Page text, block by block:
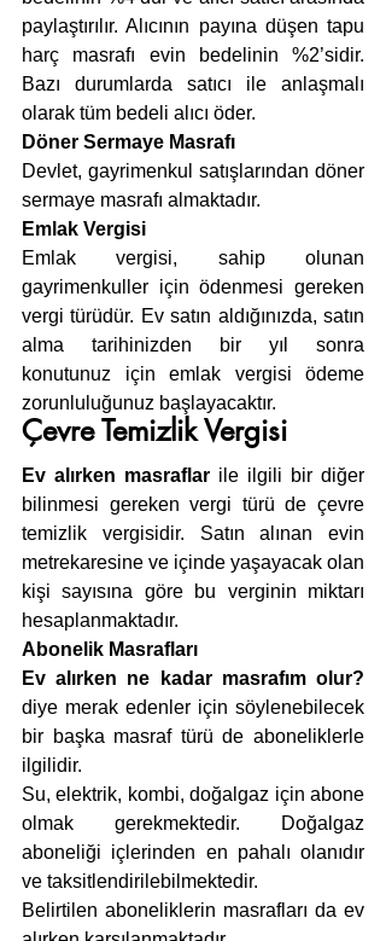
paylaştırılır. Alıcının payına düşen tapu
harç masrafı evin bedelinin %2’sidir.
Bazı durumlarda satıcı ile anlaşmalı
olarak tüm bedeli alıcı öder.
Döner Sermaye Masrafı
Devlet, gayrimenkul satışlarından döner
sermaye masrafı almaktadır.
Emlak Vergisi
Emlak vergisi, sahip olunan
gayrimenkuller için ödenmesi gereken
vergi türüdür. Ev satın aldığınızda, satın
alma tarihinizden bir yıl sonra
konutunuz için emlak vergisi ödeme
zorunluluğunuz başlayacaktır.
Çevre Temizlik Vergisi
Ev alırken masraflar ile ilgili bir diğer
bilinmesi gereken vergi türü de çevre
temizlik vergisidir. Satın alınan evin
metrekaresine ve içinde yaşayacak olan
kişi sayısına göre bu verginin miktarı
hesaplanmaktadır.
Abonelik Masrafları
Ev alırken ne kadar masrafım olur?
diye merak edenler için söylenebilecek
bir başka masraf türü de aboneliklerle
ilgilidir.
Su, elektrik, kombi, doğalgaz için abone
olmak gerekmektedir. Doğalgaz
aboneliği içlerinden en pahalı olanıdır
ve taksitlendirilebilmektedir.
Belirtilen aboneliklerin masrafları da ev